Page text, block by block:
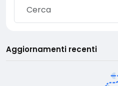
Aggiornamenti recenti